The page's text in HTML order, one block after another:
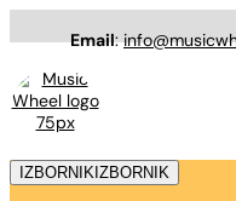
Email:
IZBORNIK IZBORNIK